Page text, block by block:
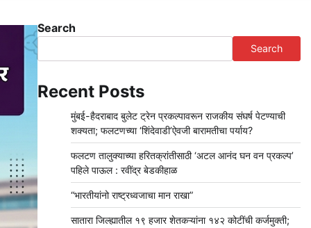
Search
Search
Recent Posts
मुंबई-हैदराबाद बुलेट ट्रेन प्रकल्पावरून राजकीय संघर्ष पेटण्याची
शक्यता; फलटणच्या ‘शिंदेवाडी’ऐवजी बारामतीचा पर्याय?
फलटण तालुक्याच्या हरितक्रांतीसाठी ‘अटल आनंद घन वन प्रकल्प’
पहिले पाऊल : रवींद्र बेडकीहाळ
“भारतीयांनो राष्ट्रध्वजाचा मान राखा”
सातारा जिल्ह्यातील १९ हजार शेतकऱ्यांना १४२ कोटींची कर्जमुक्ती;